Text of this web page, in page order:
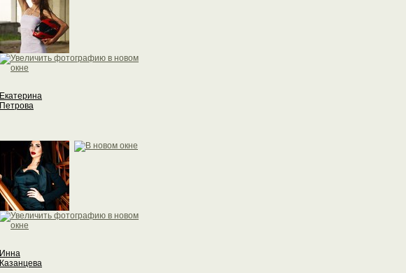
Екатерина
Петрова
Инна
Казанцева